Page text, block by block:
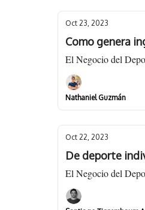
Oct 23, 2023
Como genera
El Negocio del
Nathaniel Guzmán
Oct 22, 2023
De deporte
El Negocio del